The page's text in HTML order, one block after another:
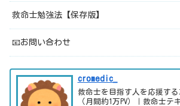
救命士勉強法【保存版】
📧お問い合わせ
cromedic_
救命士を目指す人を応援する
（月間約1万PV）｜救命士テ